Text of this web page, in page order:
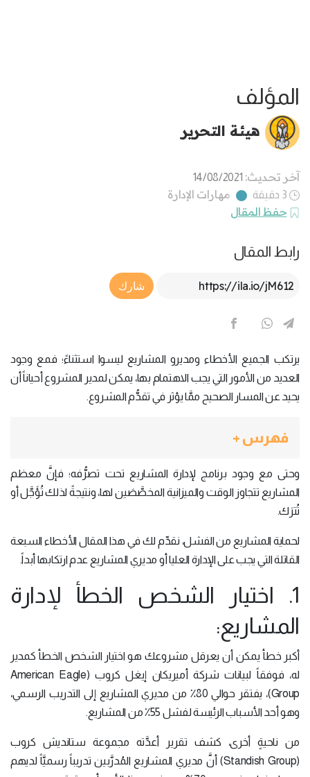
المؤلف
هيئة التحرير
آخر تحديث: 14/08/2021
3 دقيقة
مهارات الإدارة
حفظ المقال
رابط المقال
Article Link
شارك
يرتكب الجميع الأخطاء ومديرو المشاريع ليسوا استثناءً؛ فمع وجود
العديد من الأمور التي يجب الاهتمام بها، يمكن لمدير المشروع أحياناً أن
يحيد عن المسار الصحيح ممَّا يؤثر في تقدُّم المشروع.
فهرس +
وحتى مع وجود برنامج لإدارة المشاريع تحت تصرُّفه؛ فإنَّ معظم
المشاريع تتجاوز الوقت والميزانية المخصَّصَين لها، ونتيجةً لذلك تُؤَجَّل أو
تُترَك.
لحماية المشاريع من الفشل، نقدِّم لك في هذا المقال الأخطاء السبعة
القاتلة التي يجب على الإدارة العليا أو مديري المشاريع عدم ارتكابها أبداً.
1. اختيار الشخص الخطأ لإدارة
المشاريع:
أكبر خطأ يمكن أن يعرقل مشروعك هو اختيار الشخص الخطأ كمدير
له، فوفقاً لبيانات شركة أميريكان إيغل كروب (American Eagle
Group)، يفتقر حوالي 80٪ من مديري المشاريع إلى التدريب الرسمي،
وهو أحد الأسباب الرئيسة لفشل 55٪ من المشاريع.
من ناحيةٍ أخرى، كشف تقرير أعدَّته مجموعة ستانديش كروب
(Standish Group) أنَّ مديري المشاريع المُدرَّبين تدريباً رسميَّاً لديهم